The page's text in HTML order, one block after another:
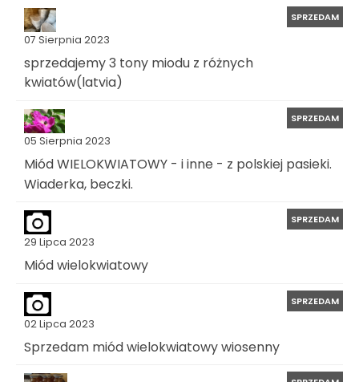
07 Sierpnia 2023
SPRZEDAM
sprzedajemy 3 tony miodu z różnych
kwiatów(latvia)
05 Sierpnia 2023
SPRZEDAM
Miód WIELOKWIATOWY - i inne - z polskiej pasieki.
Wiaderka, beczki.
29 Lipca 2023
SPRZEDAM
Miód wielokwiatowy
02 Lipca 2023
SPRZEDAM
Sprzedam miód wielokwiatowy wiosenny